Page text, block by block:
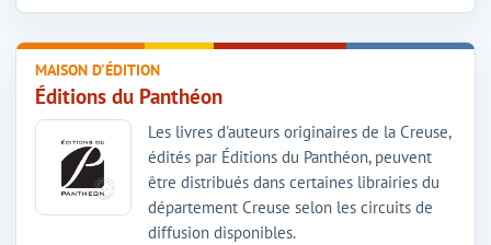
MAISON D'ÉDITION
Éditions du Panthéon
Les livres d'auteurs originaires de la Creuse,
édités par Éditions du Panthéon, peuvent
être distribués dans certaines librairies du
département Creuse selon les circuits de
diffusion disponibles.